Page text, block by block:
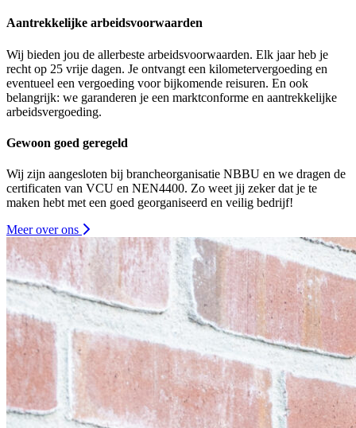
Aantrekkelijke arbeidsvoorwaarden
Wij bieden jou de allerbeste arbeidsvoorwaarden. Elk jaar heb je
recht op 25 vrije dagen. Je ontvangt een kilometervergoeding en
eventueel een vergoeding voor bijkomende reisuren. En ook
belangrijk: we garanderen je een marktconforme en aantrekkelijke
arbeidsvergoeding.
Gewoon goed geregeld
Wij zijn aangesloten bij brancheorganisatie NBBU en we dragen de
certificaten van VCU en NEN4400. Zo weet jij zeker dat je te
maken hebt met een goed georganiseerd en veilig bedrijf!
Meer over ons